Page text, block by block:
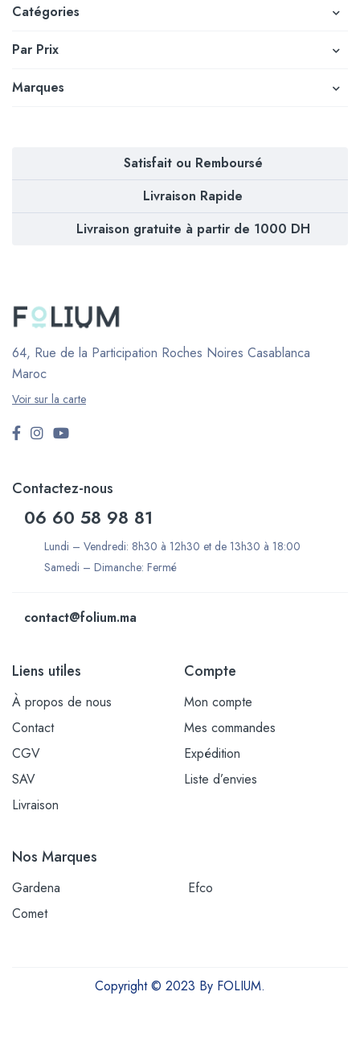
Catégories
Par Prix
Marques
Satisfait ou Remboursé
Livraison Rapide
Livraison gratuite à partir de 1000 DH
64, Rue de la Participation Roches Noires Casablanca
Maroc
Voir sur la carte
Contactez-nous
06 60 58 98 81
Lundi – Vendredi: 8h30 à 12h30 et de 13h30 à 18:00
Samedi – Dimanche: Fermé
contact@folium.ma
Liens utiles
À propos de nous
Contact
CGV
SAV
Livraison
Compte
Mon compte
Mes commandes
Expédition
Liste d’envies
Nos Marques
Gardena
Efco
Comet
Copyright © 2023 By FOLIUM.